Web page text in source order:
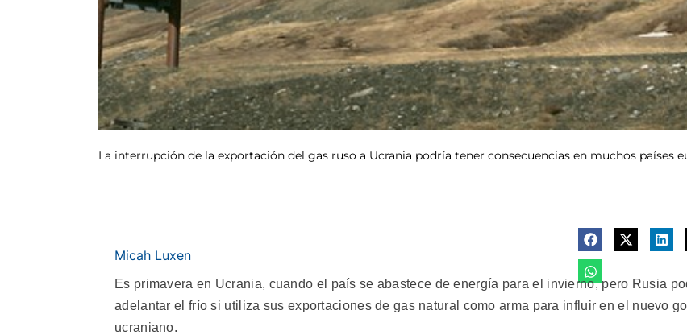
La interrupción de la exportación del gas ruso a Ucrania podría tener consecuencias en muchos países
Micah Luxen
Es primavera en Ucrania, cuando el país se abastece de energía para el invierno, pero Rusia
adelantar el frío si utiliza sus exportaciones de gas natural como arma para influir en el nuevo
ucraniano.